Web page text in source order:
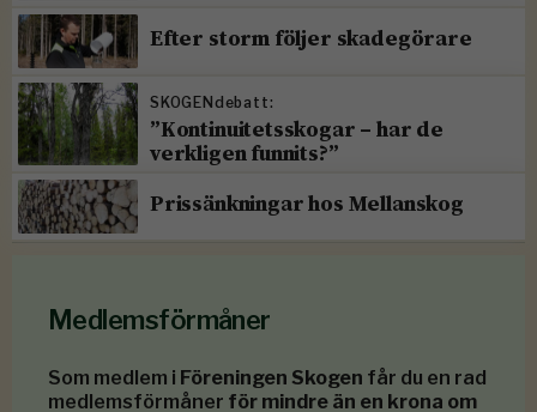
Efter storm följer skadegörare
SKOGENdebatt:
”Kontinuitetsskogar – har de
verkligen funnits?”
Prissänkningar hos Mellanskog
Medlemsförmåner
Som medlem i Föreningen Skogen får du en rad
medlemsförmåner för mindre än en krona om